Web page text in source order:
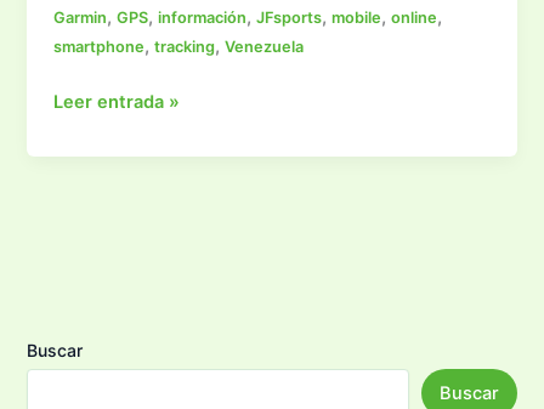
Garmin,GPS,información,JFsports,mobile,online,
smartphone,tracking,Venezuela
Garmin
Leer entrada »
Buscar
Buscar